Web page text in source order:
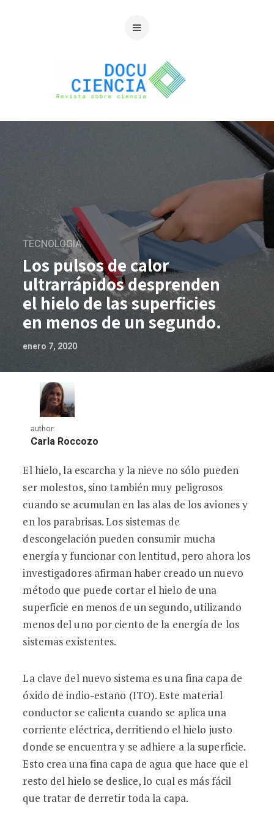
TECNOLOGIA
Los pulsos de calor
ultrarrápidos desprenden
el hielo de las superficies
en menos de un segundo.
enero 7, 2020
author:
Carla Roccozo
Los pulsos de calor ultrarrápidos
El hielo, la escarcha y la nieve no sólo pueden
ser molestos, sino también muy peligrosos
cuando se acumulan en las alas de los aviones y
en los parabrisas. Los sistemas de
descongelación pueden consumir mucha
energía y funcionar con lentitud, pero ahora los
investigadores afirman haber creado un nuevo
método que puede cortar el hielo de una
superficie en menos de un segundo, utilizando
menos del uno por ciento de la energía de los
sistemas existentes.
La clave del nuevo sistema es una fina capa de
óxido de indio-estaño (ITO). Este material
conductor se calienta cuando se aplica una
corriente eléctrica, derritiendo el hielo justo
donde se encuentra y se adhiere a la superficie.
Esto crea una fina capa de agua que hace que el
resto del hielo se deslice, lo cual es más fácil
que tratar de derretir toda la capa.